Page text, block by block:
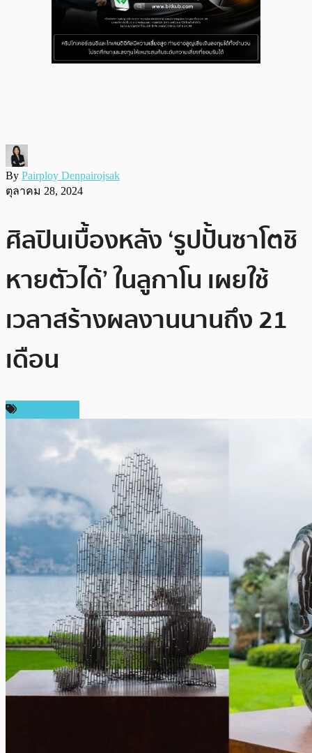
By Pairploy Denpairojsak
ตุลาคม 28, 2024
ศิลปินเบื้องหลัง ‘รูปปั้นซาโตชิ
หายตัวได้’ ในลูกาโน เผยใช้
เวลาสร้างผลงานนานถึง 21
เดือน